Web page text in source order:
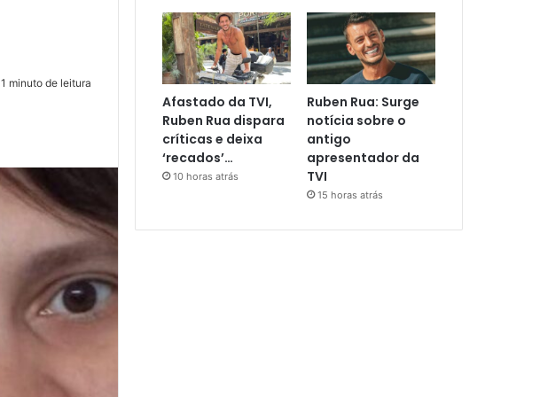
1 minuto de leitura
Afastado da TVI,
Ruben Rua dispara
críticas e deixa
‘recados’…
10 horas atrás
Ruben Rua: Surge
notícia sobre o
antigo
apresentador da
TVI
15 horas atrás